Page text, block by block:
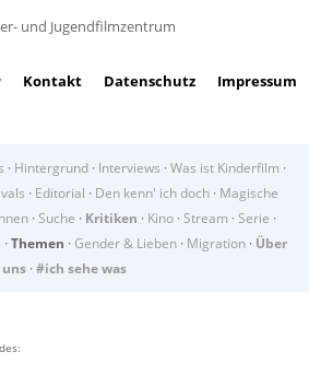
und Jugendfilmzentrum
Kontakt Datenschutz Impressum
· Hintergrund · Interviews · Was ist Kinderfilm ·
· Editorial · Den kenn' ich doch· Magische
· Suche · Kritiken · Kino · Stream · Serie ·
· Themen · Gender & Lieben · Migration · Über
uns · #ich sehe was